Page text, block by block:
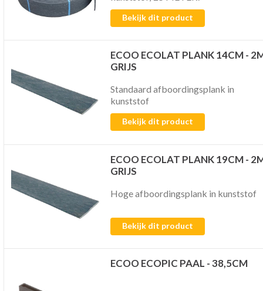
Bekijk dit product
ECOO ECOLAT PLANK 14CM -
GRIJS
Standaard afboordingsplank in
kunststof
Bekijk dit product
ECOO ECOLAT PLANK 19CM -
GRIJS
Hoge afboordingsplank in kunststof
Bekijk dit product
ECOO ECOPIC PAAL - 38,5CM